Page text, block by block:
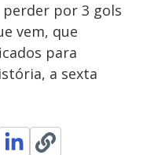
perder por 3 gols
vem, que
para
a sexta